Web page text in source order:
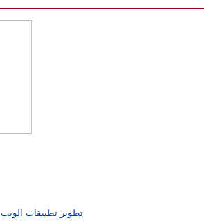
تطوير تطبيقات الويب